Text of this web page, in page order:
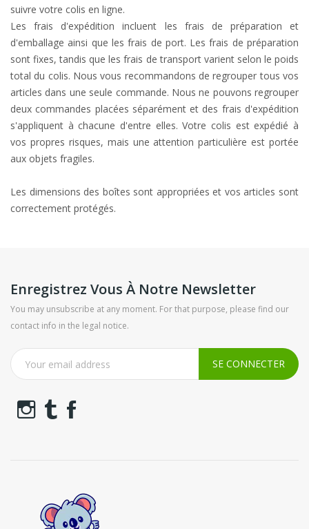
suivre votre colis en ligne.
Les frais d'expédition incluent les frais de préparation et
d'emballage ainsi que les frais de port. Les frais de préparation
sont fixes, tandis que les frais de transport varient selon le poids
total du colis. Nous vous recommandons de regrouper tous vos
articles dans une seule commande. Nous ne pouvons regrouper
deux commandes placées séparément et des frais d'expédition
s'appliquent à chacune d'entre elles. Votre colis est expédié à
vos propres risques, mais une attention particulière est portée
aux objets fragiles.
Les dimensions des boîtes sont appropriées et vos articles sont
correctement protégés.
Enregistrez Vous À Notre Newsletter
You may unsubscribe at any moment. For that purpose, please find our
contact info in the legal notice.